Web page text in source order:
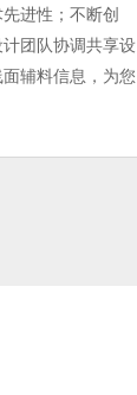
进性；不断创
团队协调共享设
辅料信息，为您